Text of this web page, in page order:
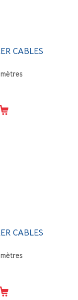
CABLES
CABLES